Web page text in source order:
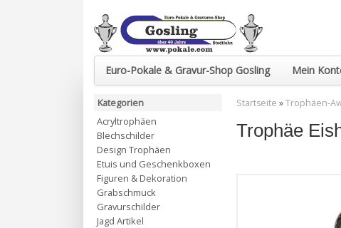
Euro-Pokale & Gravur-Shop Gosling Mein
Startseite »Trophäen-
Trophäe
Kategorien
Acryltrophäen
Blechschilder
Design Trophäen
Etuis und Geschenkboxen
Figuren & Dekoration
Grabschmuck
Gravurschilder
Jagd Artikel